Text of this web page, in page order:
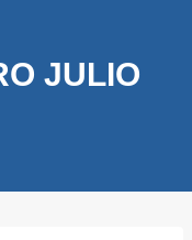
JULIO